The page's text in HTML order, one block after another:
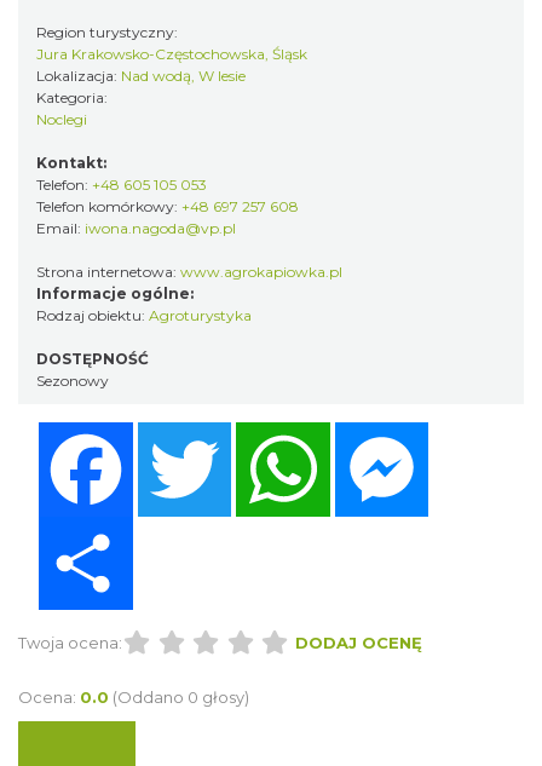
Region turystyczny:
Jura Krakowsko-Częstochowska, Śląsk
Lokalizacja: Nad wodą, W lesie
Kategoria:
Noclegi
Kontakt:
Telefon: +48 605 105 053
Telefon komórkowy: +48 697 257 608
Email: iwona.nagoda@vp.pl
Strona internetowa: www.agrokapiowka.pl
Informacje ogólne:
Rodzaj obiektu: Agroturystyka
DOSTĘPNOŚĆ
Sezonowy
Twitter WhatsApp
Twoja ocena: DODAJ OCENĘ
Ocena: 0.0 (Oddano 0 głosy)